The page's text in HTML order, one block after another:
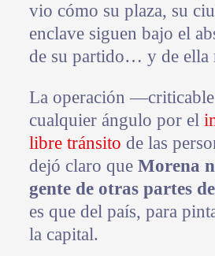
vio cómo su plaza, su
enclave siguen bajo el
de su partido… y de ella
La operación —criticable
cualquier ángulo por el
libre tránsito de las
dejó claro que Morena
gente de otras partes
es que del país, para
la capital.